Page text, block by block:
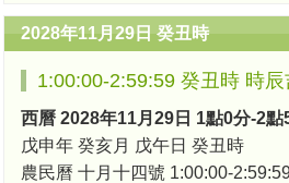
2028年11月29日 癸丑時
1:00:00-2:59:59 癸丑時 時辰
西曆 2028年11月29日 1點0分-2點
戊申年 癸亥月 戊午日 癸丑時
農民曆 十月十四號 1:00:00-